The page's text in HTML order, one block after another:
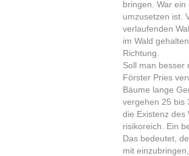
bringen. War
umzusetzen ist.
verlaufenden
im Wald
Richtung.
Soll man besser
Förster Pries
Bäume lange
vergehen 25 bis
die Existenz des
risikoreich. Ein
Das bedeutet,
mit